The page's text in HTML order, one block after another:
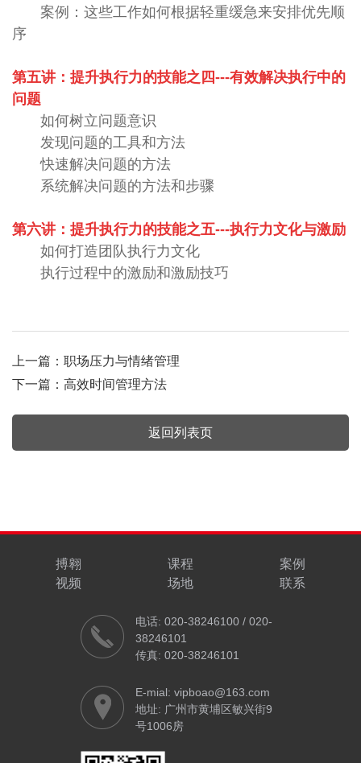
案例：这些工作如何根据轻重缓急来安排优先顺
序
第五讲：提升执行力的技能之四---有效解决执行中的
问题
如何树立问题意识
发现问题的工具和方法
快速解决问题的方法
系统解决问题的方法和步骤
第六讲：提升执行力的技能之五---执行力文化与激励
如何打造团队执行力文化
执行过程中的激励和激励技巧
上一篇： 职场压力与情绪管理
下一篇： 高效时间管理方法
返回列表页
搏翱 课程
案例
视频
场地 联系
电话: 020-38246100 / 020-
38246101
传真: 020-38246101
E-mial: vipboao@163.com
地址: 广州市黄埔区敏兴街9
号1006房